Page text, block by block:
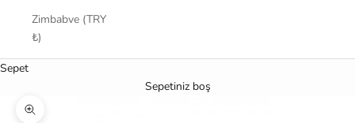
Zimbabve (TRY
₺)
Sepet
Sepetiniz boş
Yakınlaştır